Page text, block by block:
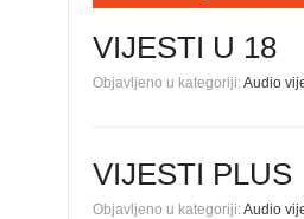
VIJESTI U 18
Objavljeno u kategoriji:Audio
VIJESTI PLUS
Objavljeno u kategoriji:Audio